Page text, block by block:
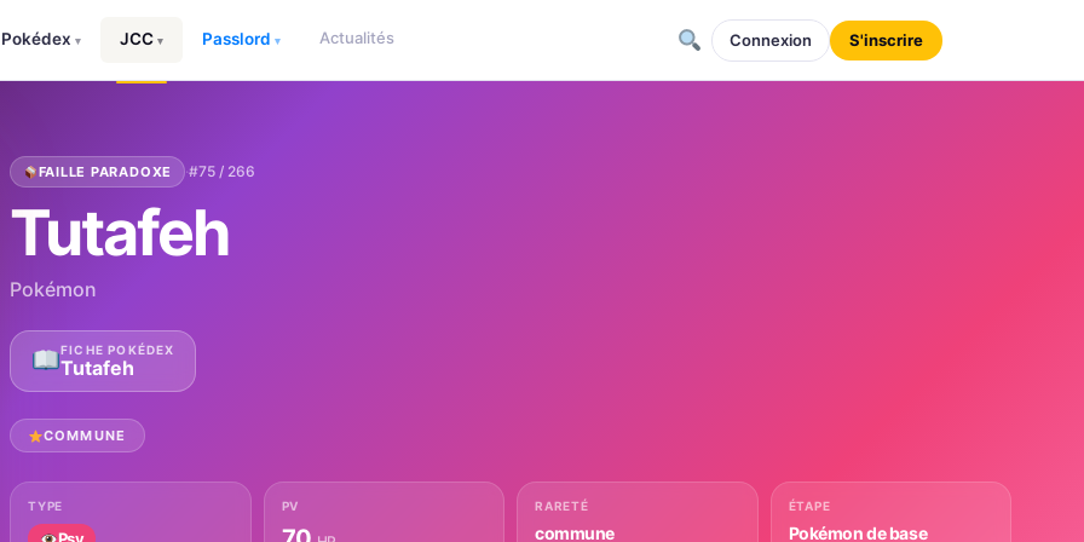
Pokédex ▾ JCC ▾ Passlord ▾ Actualités Connexion S'inscrire
FAILLE PARADOXE ·#75 / 266
Tutafeh
Pokémon
FICHE POKÉDEX
Tutafeh
COMMUNE
TYPE PV RARETÉ
commune
ÉTAPE
Pokémon de base